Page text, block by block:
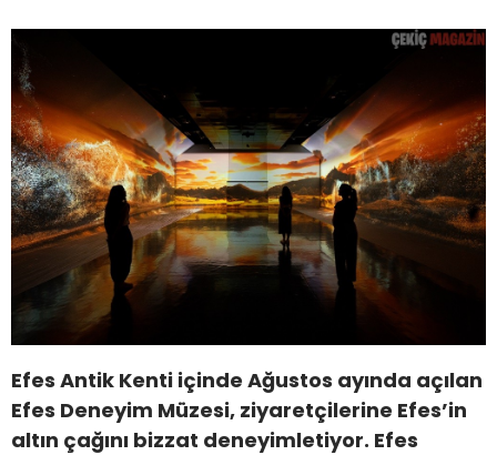
Efes Antik Kenti içinde Ağustos ayında açılan
Efes Deneyim Müzesi, ziyaretçilerine Efes’in
altın çağını bizzat deneyimletiyor. Efes